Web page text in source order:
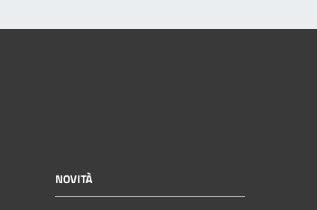
NOVITÀ